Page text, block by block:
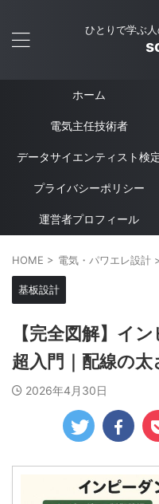
ひとりで学ぶ
ホーム
電気主任技術者
データサイエンティスト検
プライバシーポリシー
運営者プロフィール
HOME > 電気・パワエレ設計
基板設計
【完全図解】イ
超入門｜配線の
2026年4月30日